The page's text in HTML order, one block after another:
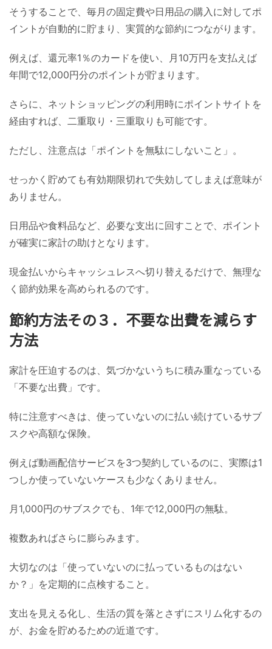
そうすることで、毎月の固定費や日用品の購入に対してポ
イントが自動的に貯まり、実質的な節約につながります。
例えば、還元率1％のカードを使い、月10万円を支払えば
年間で12,000円分のポイントが貯まります。
さらに、ネットショッピングの利用時にポイントサイトを
経由すれば、二重取り・三重取りも可能です。
ただし、注意点は「ポイントを無駄にしないこと」。
せっかく貯めても有効期限切れで失効してしまえば意味が
ありません。
日用品や食料品など、必要な支出に回すことで、ポイント
が確実に家計の助けとなります。
現金払いからキャッシュレスへ切り替えるだけで、無理な
く節約効果を高められるのです。
節約方法その３．不要な出費を減らす
方法
家計を圧迫するのは、気づかないうちに積み重なっている
「不要な出費」です。
特に注意すべきは、使っていないのに払い続けているサブ
スクや高額な保険。
例えば動画配信サービスを3つ契約しているのに、実際は1
つしか使っていないケースも少なくありません。
月1,000円のサブスクでも、1年で12,000円の無駄。
複数あればさらに膨らみます。
大切なのは「使っていないのに払っているものはない
か？」を定期的に点検すること。
支出を見える化し、生活の質を落とさずにスリム化するの
が、お金を貯めるための近道です。